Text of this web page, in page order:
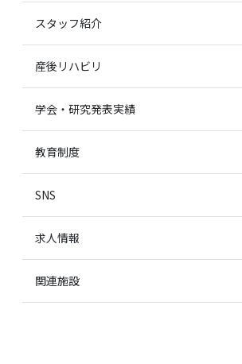
スタッフ紹介
産後リハビリ
学会・研究発表実績
教育制度
SNS
求人情報
関連施設